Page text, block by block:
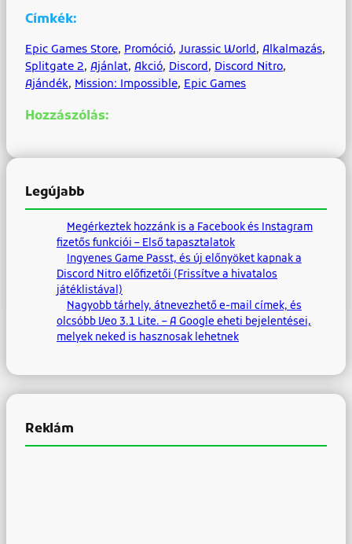
Címkék:
Epic Games Store, Promóció, Jurassic World, Alkalmazás
Splitgate 2, Ajánlat, Akció, Discord, Discord Nitro
Ajándék, Mission: Impossible, Epic Games
Hozzászólás:
Legújabb
Megérkeztek hozzánk is a Facebook és Instagram
fizetős funkciói – Első tapasztalatok
Ingyenes Game Passt, és új előnyöket kapnak a
Discord Nitro előfizetői (Frissítve a hivatalos
játéklistával)
Nagyobb tárhely, átnevezhető e-mail címek, és
olcsóbb Veo 3.1 Lite. – A Google eheti bejelentései,
melyek neked is hasznosak lehetnek
Reklám